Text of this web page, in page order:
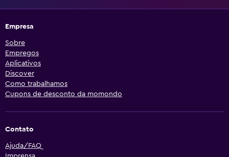
Empresa
Sobre
Empregos
Aplicativos
Discover
Como trabalhamos
Cupons de desconto da momondo
Contato
Ajuda/FAQ